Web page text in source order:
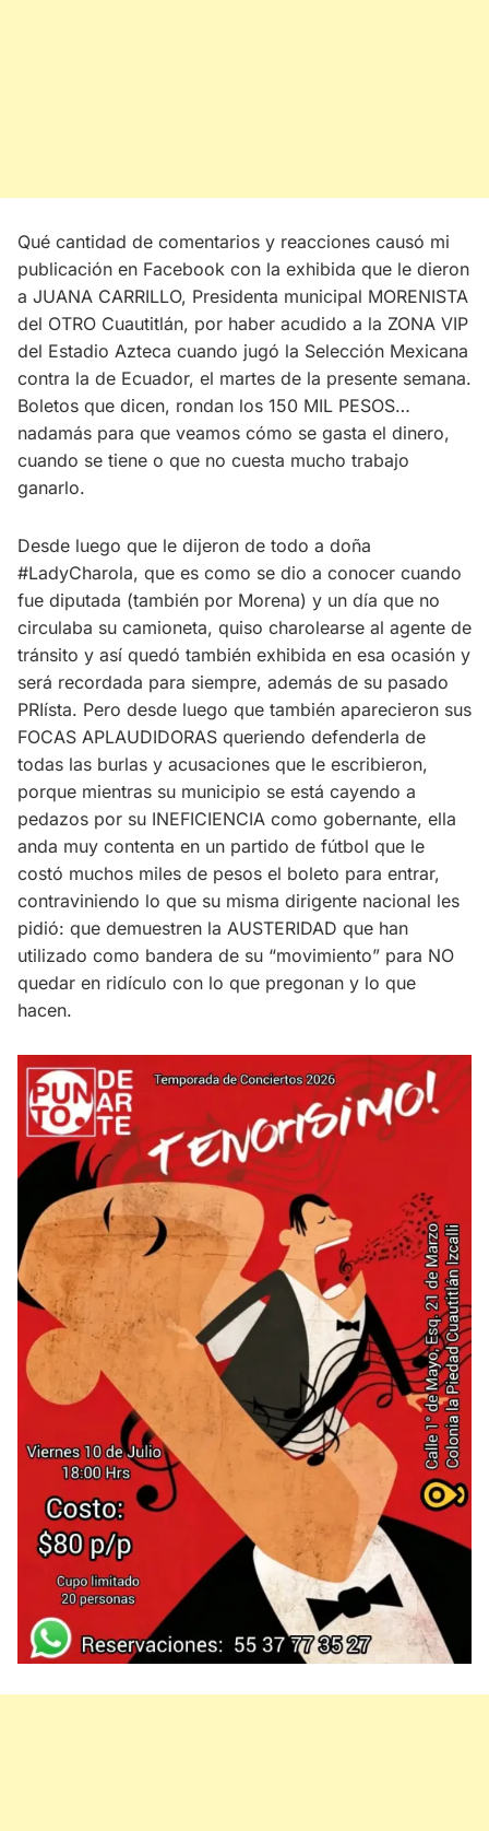
Qué cantidad de comentarios y reacciones causó mi
publicación en Facebook con la exhibida que le dieron
a JUANA CARRILLO, Presidenta municipal MORENISTA
del OTRO Cuautitlán, por haber acudido a la ZONA VIP
del Estadio Azteca cuando jugó la Selección Mexicana
contra la de Ecuador, el martes de la presente semana.
Boletos que dicen, rondan los 150 MIL PESOS…
nadamás para que veamos cómo se gasta el dinero,
cuando se tiene o que no cuesta mucho trabajo
ganarlo.
Desde luego que le dijeron de todo a doña
#LadyCharola, que es como se dio a conocer cuando
fue diputada (también por Morena) y un día que no
circulaba su camioneta, quiso charolearse al agente de
tránsito y así quedó también exhibida en esa ocasión y
será recordada para siempre, además de su pasado
PRIísta. Pero desde luego que también aparecieron sus
FOCAS APLAUDIDORAS queriendo defenderla de
todas las burlas y acusaciones que le escribieron,
porque mientras su municipio se está cayendo a
pedazos por su INEFICIENCIA como gobernante, ella
anda muy contenta en un partido de fútbol que le
costó muchos miles de pesos el boleto para entrar,
contraviniendo lo que su misma dirigente nacional les
pidió: que demuestren la AUSTERIDAD que han
utilizado como bandera de su “movimiento” para NO
quedar en ridículo con lo que pregonan y lo que
hacen.